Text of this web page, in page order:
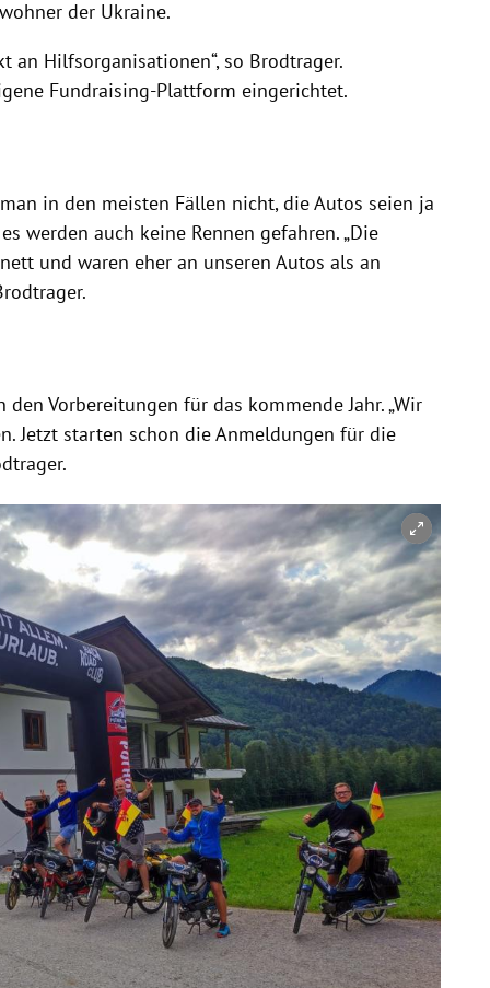
der Ukraine.
an Hilfsorganisationen“, so Brodtrager.
Fundraising-Plattform eingerichtet.
in den meisten Fällen nicht, die Autos seien ja
werden auch keine Rennen gefahren. „Die
und waren eher an unseren Autos als an
Vorbereitungen für das kommende Jahr. „Wir
Jetzt starten schon die Anmeldungen für die